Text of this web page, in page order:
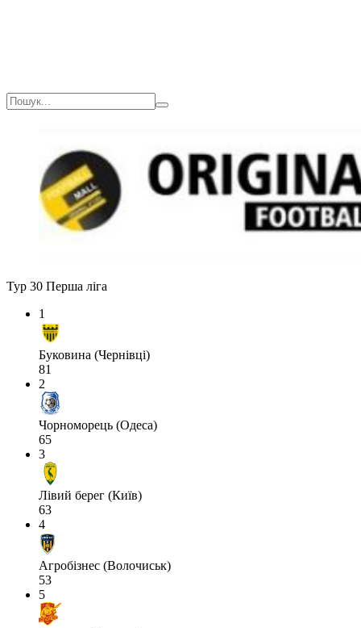
Тур 30 Перша ліга
1
Буковина (Чернівці)
81
2
Чорноморець (Одеса)
65
3
Лівий берег (Київ)
63
4
Агробізнес (Волочиськ)
53
5